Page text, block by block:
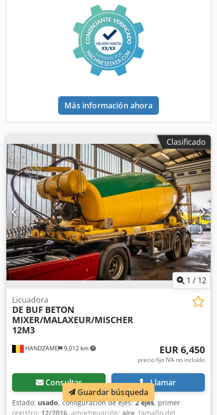
Ø 245 mm Plato portaherramientas como mesa giratoria
con 8 orificios de sujeción: Ø 50 mm Diámetro de centrado
del plato portaherramientas montado: Ø 102 mm Soporte
de brida giratorio con diámetro de centrado: Ø 102 mm
Soporte de brida giratorio con diámetro exterior: Ø 155
mm Soporte de brida giratorio con 3 orificios de fijación
M10, círculo de orificios: Ø 130 mm Conexión a la red
eléctrica: 230 V, 50 Hz - Electrónica de medición Microset
herramientas - Interfaces: 1x RS232, 2x sistema de
medición (X/Z) - Proyector de perfiles con pantalla de Ø 100
mm, ampliación de 20x y dos discos de vidrio mate - Disco
mediante ajuste rápido manual con sujeción neumática -
Ajuste fino mediante volantes - Mesa giratoria giratoria con
sujeción neumática - Estructura de soporte metálica con 3
cajones Espacio necesario (largo x ancho x alto): 1100 x
1000 x 800 mm Peso: 400 kg Buen estado
Más información ahora
Clasificado
1 / 12
HANDZAME 9,012 km
Licuadora
DE BUF BETON
MIXER/MALAXEUR/MISCHER
12M3
EUR 6,450
precio fijo IVA no incluído
Consultar Llamar
Estado: usado, configuración de ejes:2 ejes, primer
registro: 12/2016, amortiguación: aire, tamaño del
Guardar búsqueda